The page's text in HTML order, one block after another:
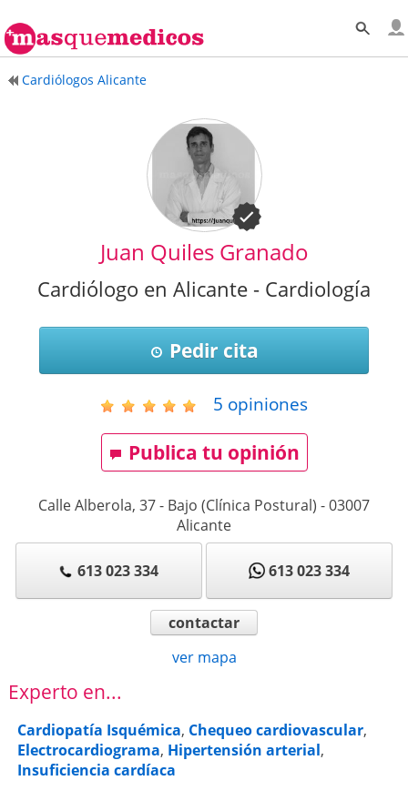
Cardiólogos Alicante
Juan Quiles Granado
Cardiólogo en Alicante - Cardiología
Pedir cita
5 opiniones
Publica tu opinión
Calle Alberola, 37 - Bajo (Clínica Postural) -03007
Alicante
613 023 334 613 023 334
contactar
ver mapa
Experto en...
Cardiopatía Isquémica, Chequeo cardiovascular,
Electrocardiograma, Hipertensión arterial,
Insuficiencia cardíaca